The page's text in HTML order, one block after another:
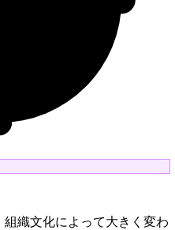
織文化によって大きく変わ